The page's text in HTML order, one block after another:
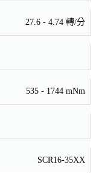
27.6 - 4.74 轉/分
535 - 1744 mNm
SCR16-35XX